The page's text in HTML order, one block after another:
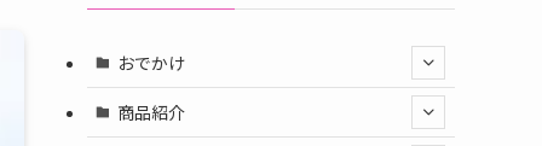
おでかけ
商品紹介